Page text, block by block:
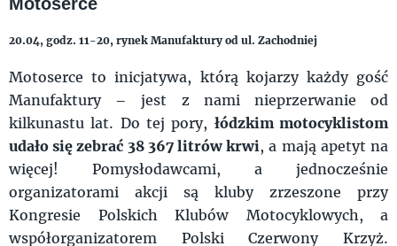
20.04, godz. 11-20, rynek Manufaktury od ul. Zachodniej
Motoserce to inicjatywa, którą kojarzy każdy gość
Manufaktury – jest z nami nieprzerwanie od
kilkunastu lat. Do tej pory, łódzkim motocyklistom
udało się zebrać 38 367 litrów krwi, a mają apetyt na
więcej! Pomysłodawcami, a jednocześnie
organizatorami akcji są kluby zrzeszone przy
Kongresie Polskich Klubów Motocyklowych, a
współorganizatorem Polski Czerwony Krzyż.